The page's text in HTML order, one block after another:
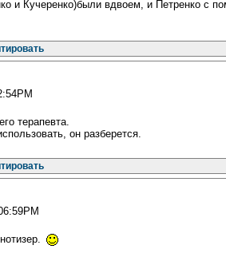
и Кучеренко)были вдвоем, и Петренко с
терапевта.
он разберется.